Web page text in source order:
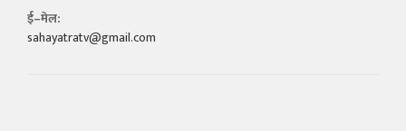
ई–मेल:
sahayatratv@gmail.com